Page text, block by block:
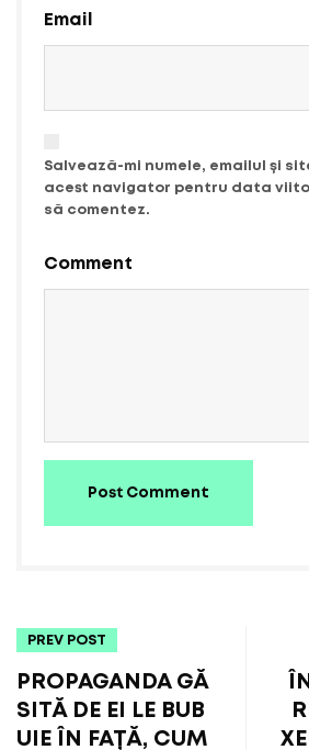
Email
Salvează-mi numele, emailul și
acest navigator pentru data
să comentez.
Comment
Post Comment
PREV POST
PROPAGANDA GĂ
SITĂ DE EI LE BUB
UIE ÎN FAȚĂ, CUM